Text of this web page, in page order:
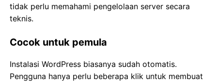
tidak perlu memahami pengelolaan server secara
teknis.
Cocok untuk pemula
Instalasi WordPress biasanya sudah otomatis.
Pengguna hanya perlu beberapa klik untuk membuat